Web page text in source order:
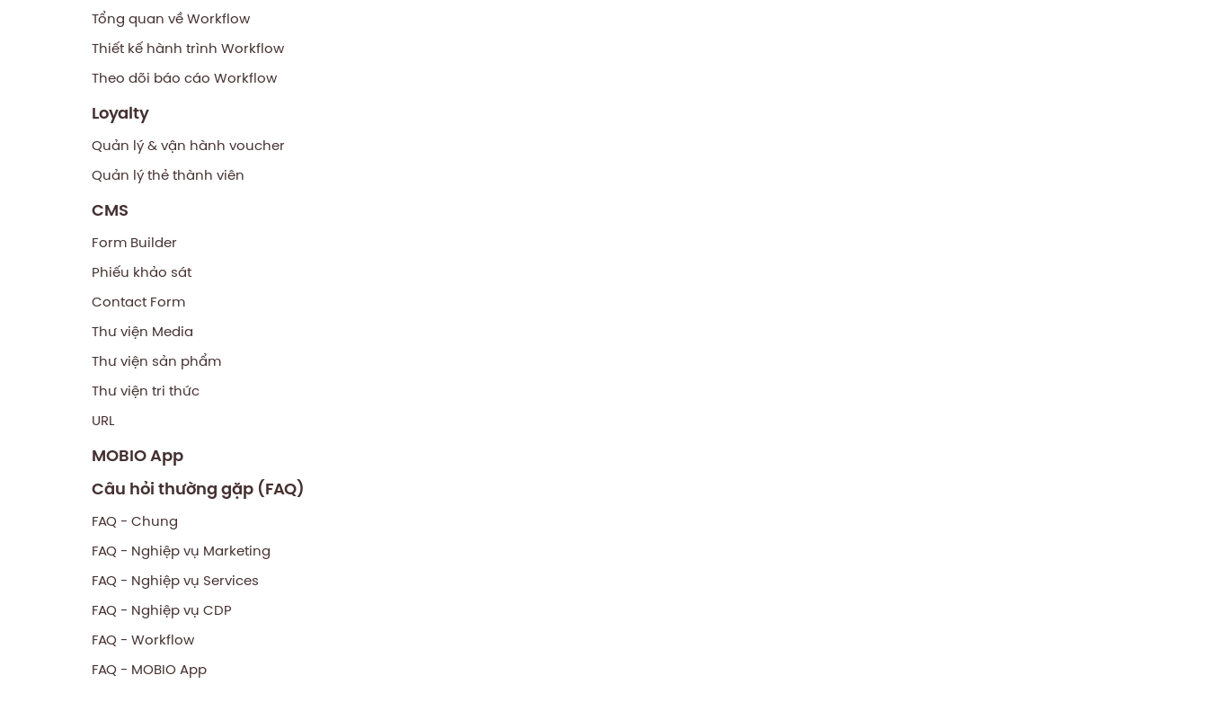
Tổng quan về Workflow
Thiết kế hành trình Workflow
Theo dõi báo cáo Workflow
Loyalty
Quản lý & vận hành voucher
Quản lý thẻ thành viên
CMS
Form Builder
Phiếu khảo sát
Contact Form
Thư viện Media
Thư viện sản phẩm
Thư viện tri thức
URL
MOBIO App
Câu hỏi thường gặp (FAQ)
FAQ - Chung
FAQ - Nghiệp vụ Marketing
FAQ - Nghiệp vụ Services
FAQ - Nghiệp vụ CDP
FAQ - Workflow
FAQ - MOBIO App